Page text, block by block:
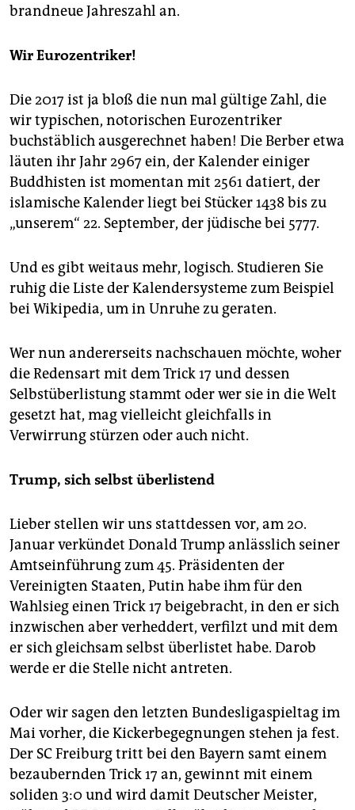
brandneue Jahreszahl an.
Wir Eurozentriker!
Die 2017 ist ja bloß die nun mal gültige Zahl, die
wir typischen, notorischen Eurozentriker
buchstäblich ausgerechnet haben! Die Berber etwa
läuten ihr Jahr 2967 ein, der Kalender einiger
Buddhisten ist momentan mit 2561 datiert, der
islamische Kalender liegt bei Stücker 1438 bis zu
„unserem“ 22. September, der jüdische bei 5777.
Und es gibt weitaus mehr, logisch. Studieren Sie
ruhig die Liste der Kalendersysteme zum Beispiel
bei Wikipedia, um in Unruhe zu geraten.
Wer nun andererseits nachschauen möchte, woher
die Redensart mit dem Trick 17 und dessen
Selbstüberlistung stammt oder wer sie in die Welt
gesetzt hat, mag vielleicht gleichfalls in
Verwirrung stürzen oder auch nicht.
Trump, sich selbst überlistend
Lieber stellen wir uns stattdessen vor, am 20.
Januar verkündet Donald Trump anlässlich seiner
Amtseinführung zum 45. Präsidenten der
Vereinigten Staaten, Putin habe ihm für den
Wahlsieg einen Trick 17 beigebracht, in den er sich
inzwischen aber verheddert, verfilzt und mit dem
er sich gleichsam selbst überlistet habe. Darob
werde er die Stelle nicht antreten.
Oder wir sagen den letzten Bundesligaspieltag im
Mai vorher, die Kickerbegegnungen stehen ja fest.
Der SC Freiburg tritt bei den Bayern samt einem
bezaubernden Trick 17 an, gewinnt mit einem
soliden 3:0 und wird damit Deutscher Meister,